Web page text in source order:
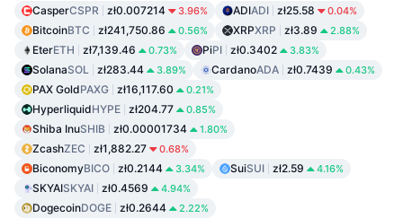
CasperCSPR zł0.007214 3.96% ADIADI zł25.58 0.04%
BitcoinBTC zł241,750.86 0.56% XRPXRP zł3.89 2.88%
EterETH zł7,139.46 0.73% PiPI zł0.3402 3.83%
SolanaSOL zł283.44 3.89% CardanoADA zł0.7439 0.43%
PAX GoldPAXG zł16,117.60 0.21%
HyperliquidHYPE zł204.77 0.85%
Shiba InuSHIB zł0.00001734 1.80%
ZcashZEC zł1,882.27 0.68%
BiconomyBICO zł0.2144 3.34% SuiSUI zł2.59 4.16%
SKYAISKYAI zł0.4569 4.94%
DogecoinDOGE zł0.2644 2.22%